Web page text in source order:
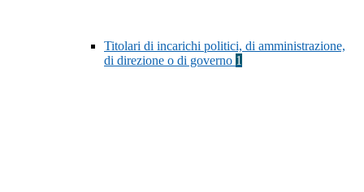
Titolari di incarichi politici, di amministrazione,
di direzione o di governo 1